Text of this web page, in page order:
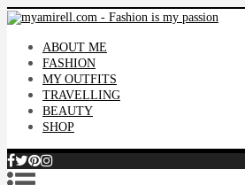
ABOUT ME
FASHION
MY OUTFITS
TRAVELLING
BEAUTY
SHOP